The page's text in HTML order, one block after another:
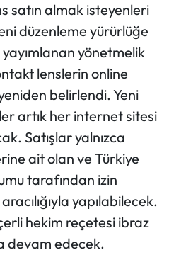
satın almak isteyenleri
düzenleme yürürlüğe
yönetmelik
lenslerin online
belirlendi. Yeni
artık her internet sitesi
Satışlar yalnızca
ait olan ve Türkiye
tarafından izin
yapılabilecek.
hekim reçetesi ibraz
devam edecek.